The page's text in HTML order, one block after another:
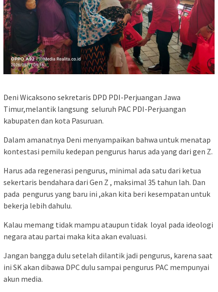
Deni Wicaksono sekretaris DPD PDI-Perjuangan Jawa
Timur,melantik langsung seluruh PAC PDI-Perjuangan
kabupaten dan kota Pasuruan.
Dalam amanatnya Deni menyampaikan bahwa untuk menatap
kontestasi pemilu kedepan pengurus harus ada yang dari gen Z.
Harus ada regenerasi pengurus, minimal ada satu dari ketua
sekertaris bendahara dari Gen Z , maksimal 35 tahun lah. Dan
pada pengurus yang baru ini ,akan kita beri kesempatan untuk
bekerja lebih dahulu.
Kalau memang tidak mampu ataupun tidak loyal pada ideologi
negara atau partai maka kita akan evaluasi.
Jangan bangga dulu setelah dilantik jadi pengurus, karena saat
ini SK akan dibawa DPC dulu sampai pengurus PAC mempunyai
akun media.